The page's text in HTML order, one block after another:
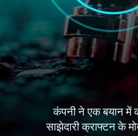
कंपनी ने एक बयान में
साझेदारी क्राफ्टन के